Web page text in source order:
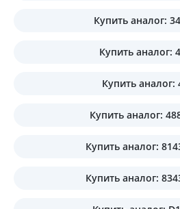
Купить аналог:
Купить аналог:
Купить аналог:
Купить аналог:
Купить аналог:
Купить аналог: